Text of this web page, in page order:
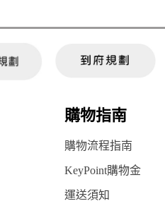
購物指南
購物流程指南
KeyPoint購物金
運送須知